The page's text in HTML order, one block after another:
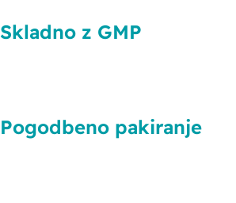
Skladno z GMP
Pogodbeno pakiranje